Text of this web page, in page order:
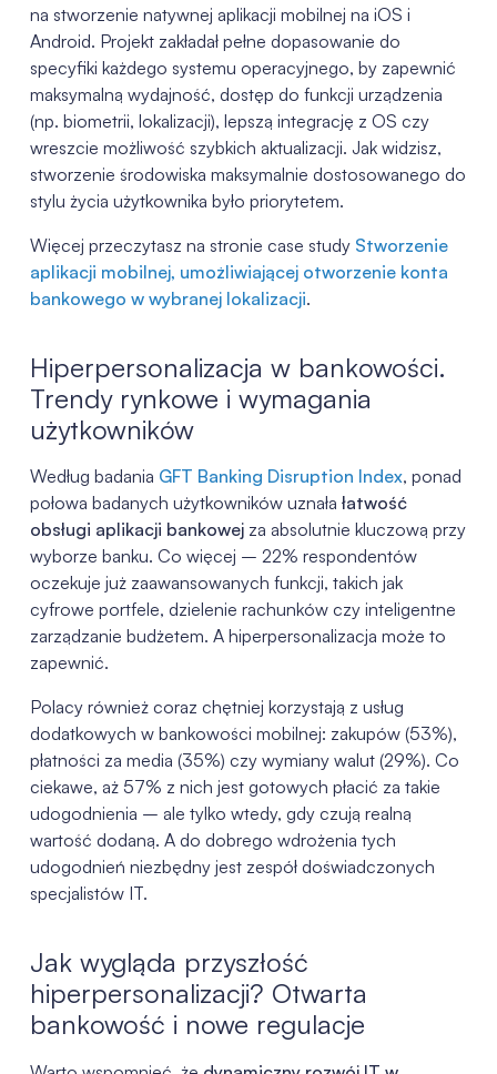
na stworzenie natywnej aplikacji mobilnej na iOS i
Android. Projekt zakładał pełne dopasowanie do
specyfiki każdego systemu operacyjnego, by zapewnić
maksymalną wydajność, dostęp do funkcji urządzenia
(np. biometrii, lokalizacji), lepszą integrację z OS czy
wreszcie możliwość szybkich aktualizacji. Jak widzisz,
stworzenie środowiska maksymalnie dostosowanego do
stylu życia użytkownika było priorytetem.
Więcej przeczytasz na stronie case study Stworzenie
aplikacji mobilnej, umożliwiającej otworzenie konta
bankowego w wybranej lokalizacji.
Hiperpersonalizacja w bankowości.
Trendy rynkowe i wymagania
użytkowników
Według badania GFT Banking Disruption Index, ponad
połowa badanych użytkowników uznała łatwość
obsługi aplikacji bankowejza absolutnie kluczową przy
wyborze banku. Co więcej – 22% respondentów
oczekuje już zaawansowanych funkcji, takich jak
cyfrowe portfele, dzielenie rachunków czy inteligentne
zarządzanie budżetem. A hiperpersonalizacja może to
zapewnić.
Polacy również coraz chętniej korzystają z usług
dodatkowych w bankowości mobilnej: zakupów (53%),
płatności za media (35%) czy wymiany walut (29%). Co
ciekawe, aż 57% z nich jest gotowych płacić za takie
udogodnienia – ale tylko wtedy, gdy czują realną
wartość dodaną. A do dobrego wdrożenia tych
udogodnień niezbędny jest zespół doświadczonych
specjalistów IT.
Jak wygląda przyszłość
hiperpersonalizacji? Otwarta
bankowość i nowe regulacje